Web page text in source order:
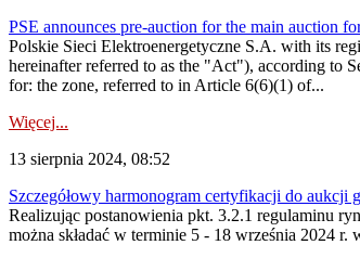
PSE announces pre-auction for the main auction
Polskie Sieci Elektroenergetyczne S.A. with its
hereinafter referred to as the "Act"), according to
for: the zone, referred to in Article 6(6)(1) of...
Więcej...
13 sierpnia 2024, 08:52
Szczegółowy harmonogram certyfikacji do aukcji
Realizując postanowienia pkt. 3.2.1 regulaminu
można składać w terminie 5 - 18 września 2024 r.